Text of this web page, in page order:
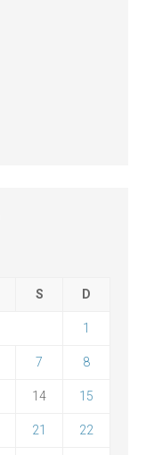
S D
1
7 8
14 15
21 22